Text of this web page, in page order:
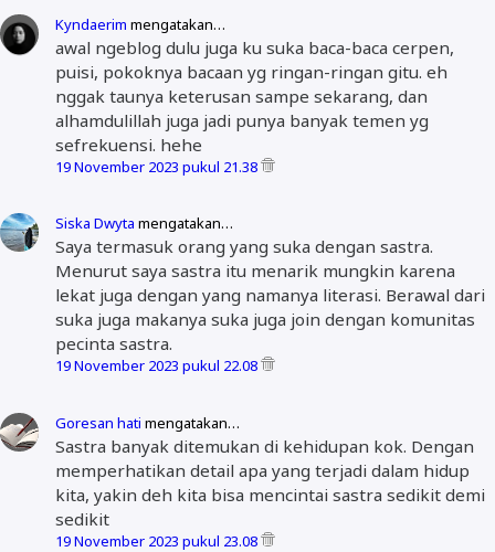
Kyndaerim mengatakan…
awal ngeblog dulu juga ku suka baca-baca cerpen,
puisi, pokoknya bacaan yg ringan-ringan gitu. eh
nggak taunya keterusan sampe sekarang, dan
alhamdulillah juga jadi punya banyak temen yg
sefrekuensi. hehe
19 November 2023 pukul 21.38
Siska Dwyta mengatakan…
Saya termasuk orang yang suka dengan sastra.
Menurut saya sastra itu menarik mungkin karena
lekat juga dengan yang namanya literasi. Berawal dari
suka juga makanya suka juga join dengan komunitas
pecinta sastra.
19 November 2023 pukul 22.08
Goresan hati mengatakan…
Sastra banyak ditemukan di kehidupan kok. Dengan
memperhatikan detail apa yang terjadi dalam hidup
kita, yakin deh kita bisa mencintai sastra sedikit demi
sedikit
19 November 2023 pukul 23.08